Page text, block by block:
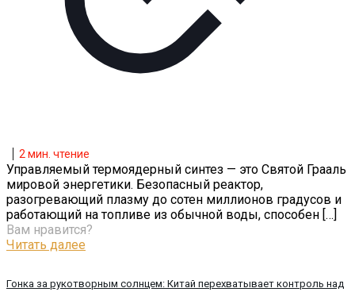
Гонка за рукотворным солнцем: Китай перехватывает контроль над
2 мин. чтение
Управляемый термоядерный синтез — это Святой Грааль
мировой энергетики. Безопасный реактор,
разогревающий плазму до сотен миллионов градусов и
работающий на топливе из обычной воды, способен […]
Вам нравится?
Читать далее